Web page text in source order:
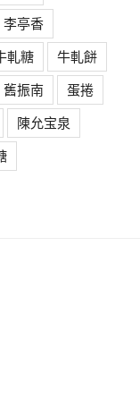
李亭香
軋糖
牛軋餅
舊振南
蛋捲
陳允宝泉